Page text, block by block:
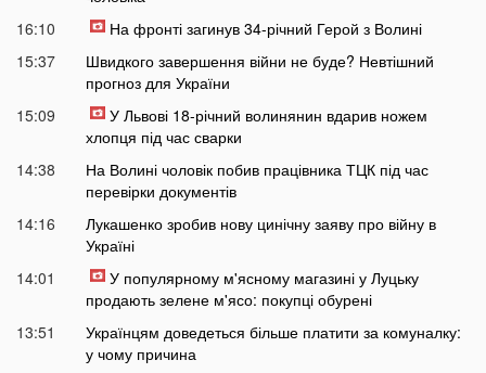
16:10
На фронті загинув 34-річний Герой з Волині
15:37
Швидкого завершення війни не буде? Невтішний
прогноз для України
15:09
У Львові 18-річний волинянин вдарив ножем
хлопця під час сварки
14:38
На Волині чоловік побив працівника ТЦК під час
перевірки документів
14:16
Лукашенко зробив нову цинічну заяву про війну в
Україні
14:01
У популярному м'ясному магазині у Луцьку
продають зелене м'ясо: покупці обурені
13:51
Українцям доведеться більше платити за комуналку:
у чому причина